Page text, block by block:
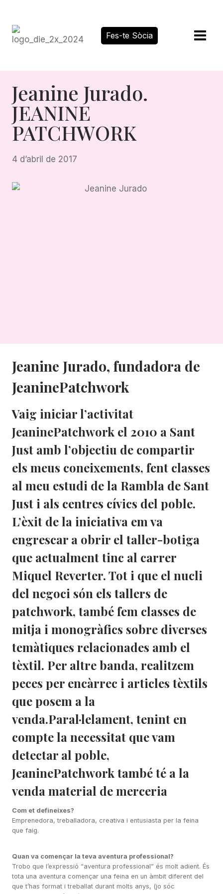
contingut
Fes-te Sòcia
Jeanine Jurado.
JEANINE
PATCHWORK
4 d’abril de 2017
Jeanine Jurado, fundadora de
JeaninePatchwork
Vaig iniciar l’activitat
JeaninePatchwork el 2010 a Sant
Just amb l’objectiu de compartir
els meus coneixements, fent classes
al meu estudi de la Rambla de Sant
Just i als centres cívics del poble.
L’èxit de la iniciativa em va
engrescar a obrir el taller-botiga
que actualment tinc al carrer
Miquel Reverter. Tot i que el nucli
del negoci són els tallers de
patchwork, també fem classes de
mitja i monogràfics sobre diverses
temàtiques relacionades amb el
tèxtil. Per altre banda, realitzem
peces per encàrrec i articles tèxtils
que posem a la
venda.Paral·lelament, tenint en
compte la necessitat que vam
detectar al poble,
JeaninePatchwork també té a la
venda material de merceria
Com et defineixes?
Emprenedora, treballadora, creativa i entusiasta per la feina
que faig.
Quan va començar la teva aventura professional?
Trobo que l’expressió “aventura professional” és molt adient. És
tota una aventura començar una feina en un àmbit diferent del
que t’has format i treballat durant molts anys, (jo sóc